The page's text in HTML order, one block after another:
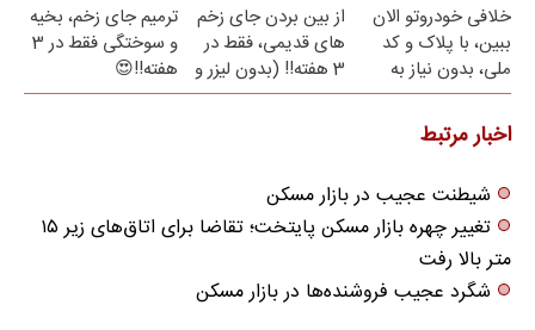
خلافی خودروتو الان
ببین، با پلاک و کد
ملی، بدون نیاز به
مراجعه حضوری
از بین بردن جای زخم
های قدیمی، فقط در
3 هفته!! (بدون لیزر و
جراحی)
ترمیم جای زخم، بخیه
و سوختگی فقط در 3
هفته!!😍
اخبار مرتبط
شیطنت عجیب در بازار مسکن
تغییر چهره بازار مسکن پایتخت؛ تقاضا برای اتاق‌های زیر ۱۵
متر بالا رفت
شگرد عجیب فروشنده‌ها در بازار مسکن